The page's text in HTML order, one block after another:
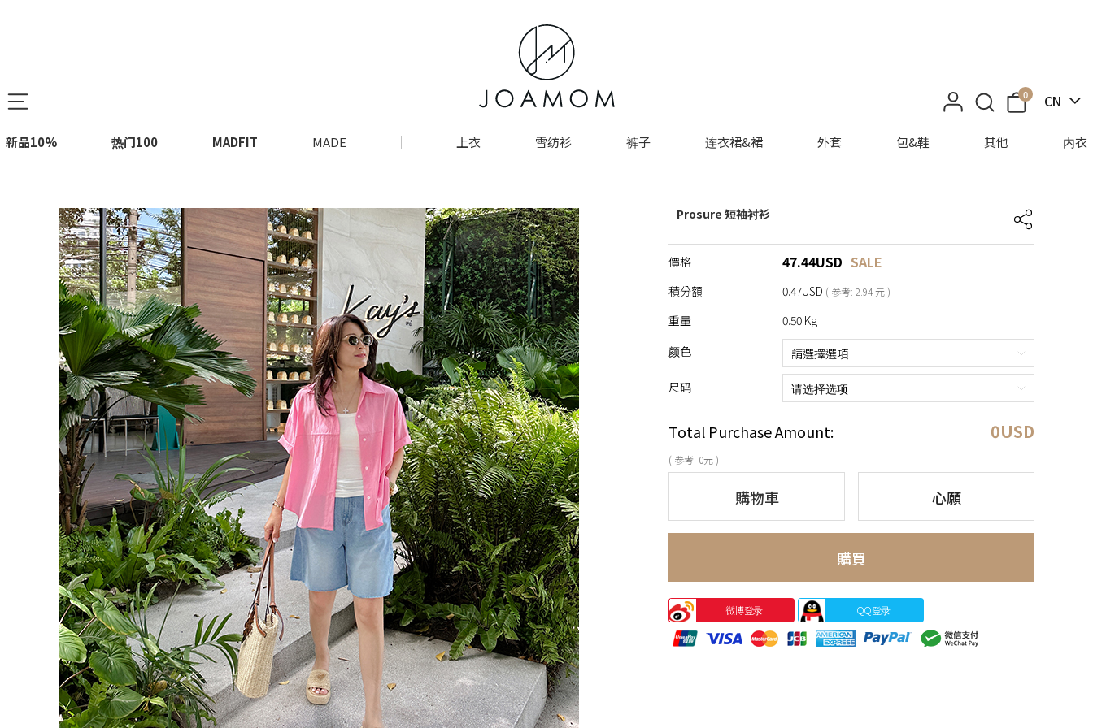
0 CN
新品10% 热门100 MADFIT MADE 上衣 雪纺衫 裤子 连衣裙&裙 外套 包&鞋 其他 内衣
Prosure 短袖衬衫
價格 47.44USD SALE
積分額 0.47USD ( 参考: 2.94 元 )
重量
0.50 Kg
颜色 :
尺码 :
Total Purchase Amount: 0USD
( 参考: 0元 )
購物車 心願
購買
微博登录 QQ登录